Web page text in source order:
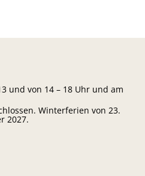
und von 14 – 18 Uhr und am
Winterferien von 23.
2027.